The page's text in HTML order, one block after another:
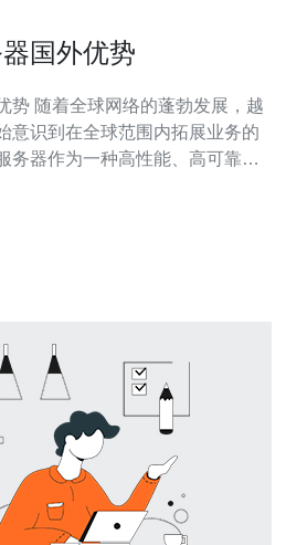
国外优势
展，越
意识到在全球范围内拓展业务的
务器作为一种高性能、高可靠性
心和亚洲的枢纽，地理位置优